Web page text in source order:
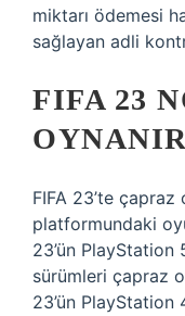
miktarı ödemesi
sağlayan adli
FIFA 23
FIFA 23’te çapraz
platformundaki
23’ün PlayStation
sürümleri çapraz
23’ün